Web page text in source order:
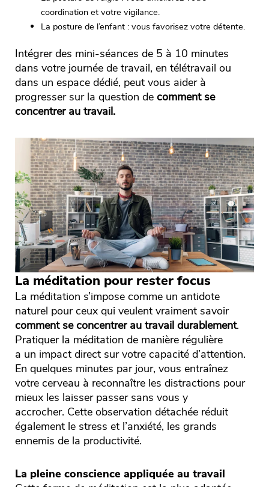
coordination et votre vigilance.
La posture de l’enfant : vous favorisez votre détente.
Intégrer des mini-séances de 5 à 10 minutes
dans votre journée de travail, en télétravail ou
dans un espace dédié, peut vous aider à
progresser sur la question de comment se
concentrer au travail.
La méditation pour rester focus
La méditation s’impose comme un antidote
naturel pour ceux qui veulent vraiment savoir
comment se concentrer au travail durablement.
Pratiquer la méditation de manière régulière
a un impact direct sur votre capacité d’attention.
En quelques minutes par jour, vous entraînez
votre cerveau à reconnaître les distractions pour
mieux les laisser passer sans vous y
accrocher. Cette observation détachée réduit
également le stress et l’anxiété, les grands
ennemis de la productivité.
La pleine conscience appliquée au travail